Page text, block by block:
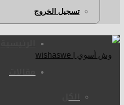
تسجيل الخروج
الرئيسية
مقالات
الكل